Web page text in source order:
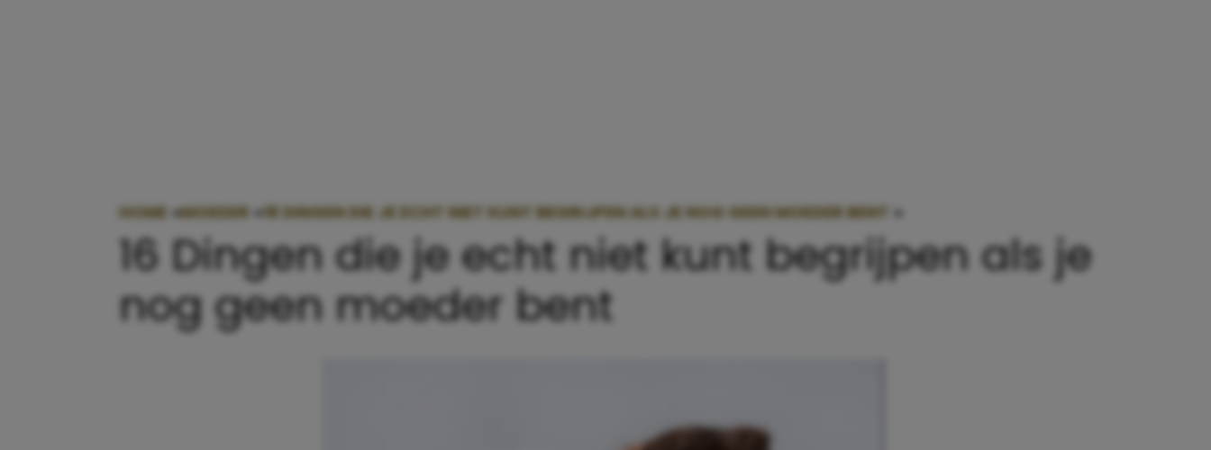
HOME »MOEDER »16 DINGEN DIE JE ECHT NIET KUNT BEGRIJPEN ALS JE NOG GEEN MOEDER BENT »
16 Dingen die je echt niet kunt begrijpen als je
nog geen moeder bent